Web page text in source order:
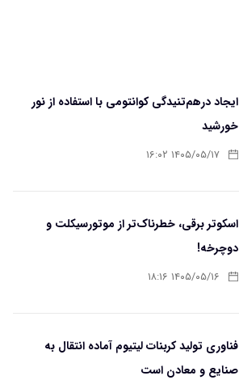
ایجاد درهم‌تنیدگی کوانتومی با استفاده از نور
خورشید
۱۴۰۵/۰۵/۱۷ ۱۶:۰۲
اسکوتر برقی، خطرناک‌تر از موتورسیکلت و
دوچرخه!
۱۴۰۵/۰۵/۱۶ ۱۸:۱۶
فناوری تولید کربنات لیتیوم آماده انتقال به
صنایع و معادن است